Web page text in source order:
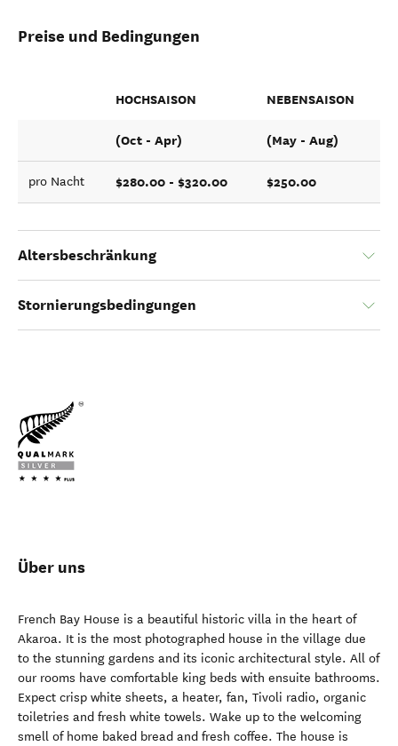
Preise und Bedingungen
HOCHSAISON NEBENSAISON
(Oct - Apr) (May - Aug)
pro Nacht $280.00 - $320.00 $250.00
Altersbeschränkung
Stornierungsbedingungen
Über uns
French Bay House is a beautiful historic villa in the heart of
Akaroa. It is the most photographed house in the village due
to the stunning gardens and its iconic architectural style. All of
our rooms have comfortable king beds with ensuite bathrooms.
Expect crisp white sheets, a heater, fan, Tivoli radio, organic
toiletries and fresh white towels. Wake up to the welcoming
smell of home baked bread and fresh coffee. The house is